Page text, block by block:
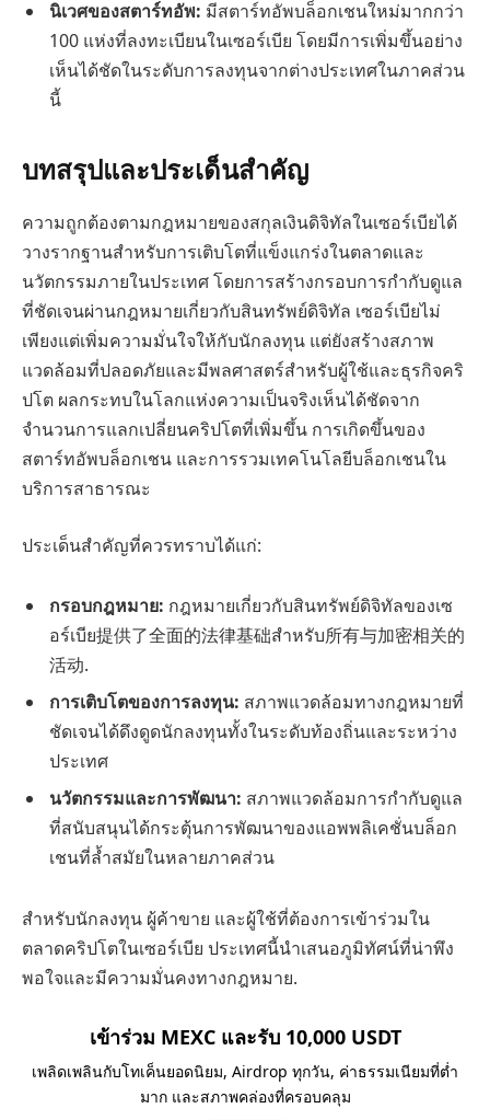
นิเวศของสตาร์ทอัพ: มีสตาร์ทอัพบล็อกเชนใหม่มากกว่า
100 แห่งที่ลงทะเบียนในเซอร์เบีย โดยมีการเพิ่มขึ้นอย่าง
เห็นได้ชัดในระดับการลงทุนจากต่างประเทศในภาคส่วน
นี้
บทสรุปและประเด็นสำคัญ
ความถูกต้องตามกฎหมายของสกุลเงินดิจิทัลในเซอร์เบียได้
วางรากฐานสำหรับการเติบโตที่แข็งแกร่งในตลาดและ
นวัตกรรมภายในประเทศ โดยการสร้างกรอบการกำกับดูแล
ที่ชัดเจนผ่านกฎหมายเกี่ยวกับสินทรัพย์ดิจิทัล เซอร์เบียไม่
เพียงแต่เพิ่มความมั่นใจให้กับนักลงทุน แต่ยังสร้างสภาพ
แวดล้อมที่ปลอดภัยและมีพลศาสตร์สำหรับผู้ใช้และธุรกิจคริ
ปโต ผลกระทบในโลกแห่งความเป็นจริงเห็นได้ชัดจาก
จำนวนการแลกเปลี่ยนคริปโตที่เพิ่มขึ้น การเกิดขึ้นของ
สตาร์ทอัพบล็อกเชน และการรวมเทคโนโลยีบล็อกเชนใน
บริการสาธารณะ
ประเด็นสำคัญที่ควรทราบได้แก่:
กรอบกฎหมาย: กฎหมายเกี่ยวกับสินทรัพย์ดิจิทัลของเซ
อร์เบีย提供了全面的法律基础สำหรับ所有与加密相关的
活动.
การเติบโตของการลงทุน: สภาพแวดล้อมทางกฎหมายที่
ชัดเจนได้ดึงดูดนักลงทุนทั้งในระดับท้องถิ่นและระหว่าง
ประเทศ
นวัตกรรมและการพัฒนา: สภาพแวดล้อมการกำกับดูแล
ที่สนับสนุนได้กระตุ้นการพัฒนาของแอพพลิเคชั่นบล็อก
เชนที่ล้ำสมัยในหลายภาคส่วน
สำหรับนักลงทุน ผู้ค้าขาย และผู้ใช้ที่ต้องการเข้าร่วมใน
ตลาดคริปโตในเซอร์เบีย ประเทศนี้นำเสนอภูมิทัศน์ที่น่าพึง
พอใจและมีความมั่นคงทางกฎหมาย.
เข้าร่วม MEXC และรับ 10,000 USDT
เพลิดเพลินกับโทเค็นยอดนิยม, Airdrop ทุกวัน, ค่าธรรมเนียมที่ต่ำ
มาก และสภาพคล่องที่ครอบคลุม